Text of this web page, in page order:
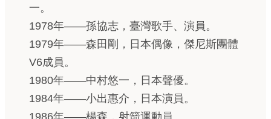
一。
1978年——孫協志，臺灣歌手、演員。
1979年——森田剛，日本偶像，傑尼斯團體
V6成員。
1980年——中村悠一，日本聲優。
1984年——小出惠介，日本演員。
1986年——楊森，射箭運動員。